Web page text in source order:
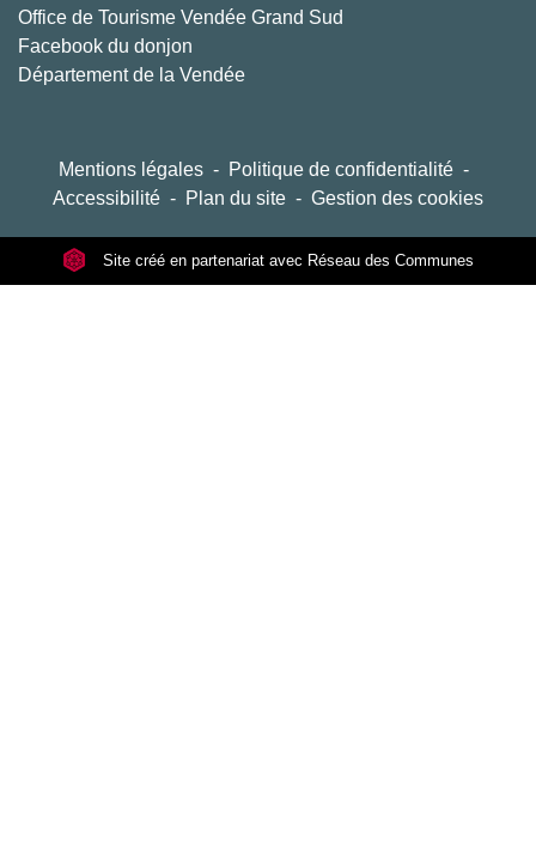
Office de Tourisme Vendée Grand Sud
Facebook du donjon
Département de la Vendée
Mentions légales - Politique de confidentialité -
Accessibilité - Plan du site - Gestion des cookies
Site créé en partenariat avec Réseau des Communes